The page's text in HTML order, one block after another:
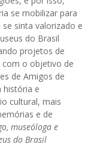
se mobilizar para
sinta valorizado e
do Brasil
projetos de
com o objetivo de
de Amigos de
história e
cultural, mais
e de
museóloga e
do Brasil